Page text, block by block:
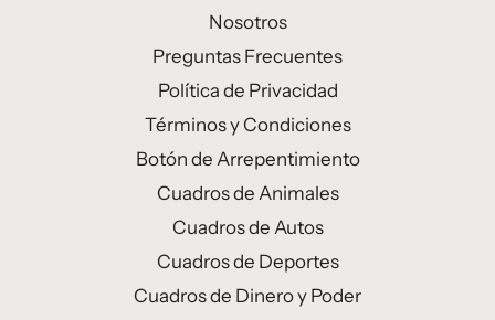
Nosotros
Preguntas Frecuentes
Política de Privacidad
Términos y Condiciones
Botón de Arrepentimiento
Cuadros de Animales
Cuadros de Autos
Cuadros de Deportes
Cuadros de Dinero y Poder